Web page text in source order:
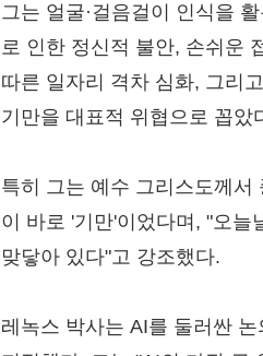
그는 얼굴·걸음걸이 인식을
로 인한 정신적 불안, 손쉬운
따른 일자리 격차 심화, 그리
기만을 대표적 위협으로 꼽았
특히 그는 예수 그리스도께서
이 바로 '기만'이었다며, "오늘
맞닿아 있다"고 강조했다.
레녹스 박사는 AI를 둘러싼